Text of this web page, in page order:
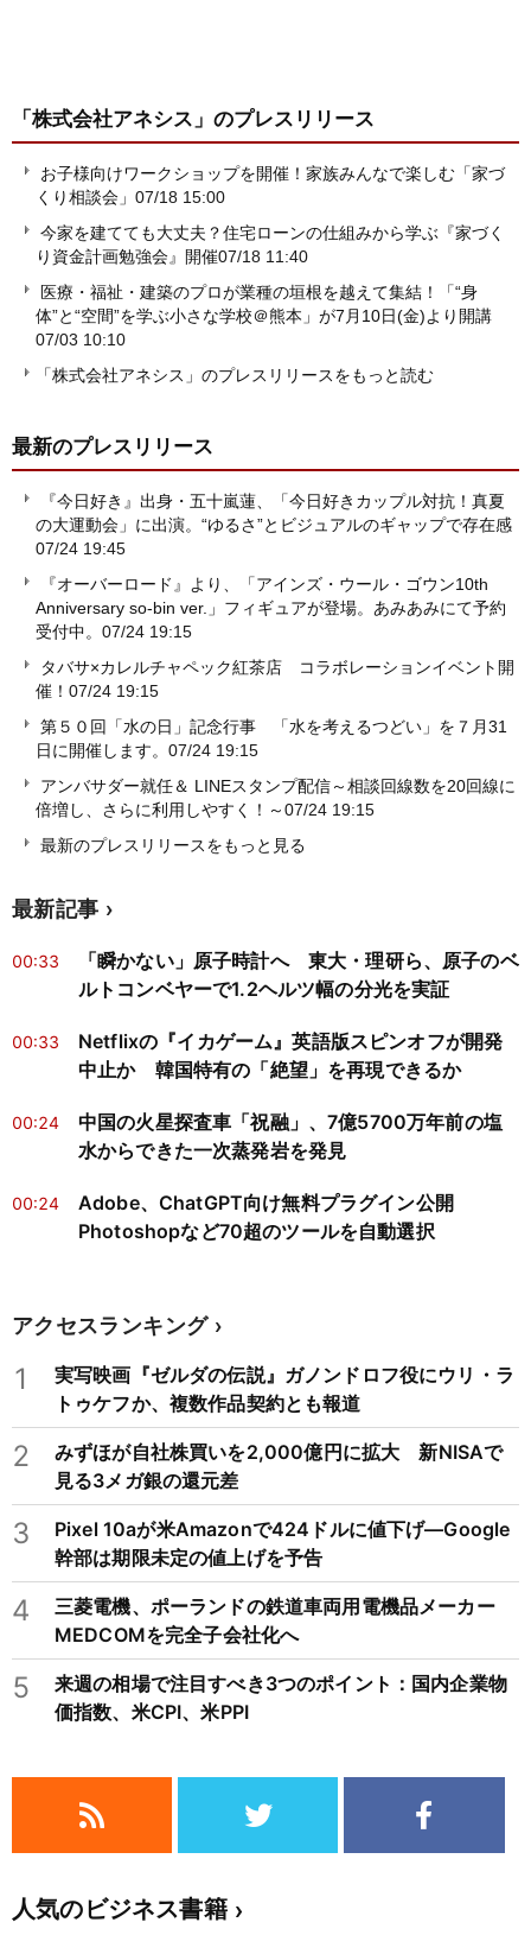
「株式会社アネシス」 のプレスリリース
お子様向けワークショップを開催！家族みんなで楽しむ「家づ
くり相談会」 07/18 15:00
今家を建てても大丈夫？住宅ローンの仕組みから学ぶ『家づく
り資金計画勉強会』開催07/18 11:40
医療・福祉・建築のプロが業種の垣根を越えて集結！「“身
体”と“空間”を学ぶ小さな学校＠熊本」が7月10日(金)より開講
07/03 10:10
「株式会社アネシス」のプレスリリースをもっと読む
最新のプレスリリース
『今日好き』出身・五十嵐蓮、「今日好きカップル対抗！真夏
の大運動会」に出演。“ゆるさ”とビジュアルのギャップで存在感
07/24 19:45
『オーバーロード』より、「アインズ・ウール・ゴウン10th
Anniversary so-bin ver.」フィギュアが登場。あみあみにて予約
受付中。 07/24 19:15
タバサ×カレルチャペック紅茶店 コラボレーションイベント開
催！ 07/24 19:15
第５０回「水の日」記念行事 「水を考えるつどい」を７月31
日に開催します。 07/24 19:15
アンバサダー就任＆ LINEスタンプ配信～相談回線数を20回線に
倍増し、さらに利用しやすく！～07/24 19:15
最新のプレスリリースをもっと見る
最新記事
00:33
「瞬かない」原子時計へ 東大・理研ら、原子のベ
ルトコンベヤーで1.2ヘルツ幅の分光を実証
00:33
Netflixの『イカゲーム』英語版スピンオフが開発
中止か 韓国特有の「絶望」を再現できるか
00:24
中国の火星探査車「祝融」、7億5700万年前の塩
水からできた一次蒸発岩を発見
00:24
Adobe、ChatGPT向け無料プラグイン公開
Photoshopなど70超のツールを自動選択
アクセスランキング
1
実写映画『ゼルダの伝説』ガノンドロフ役にウリ・ラ
トゥケフか、複数作品契約とも報道
2
みずほが自社株買いを2,000億円に拡大 新NISAで
見る3メガ銀の還元差
3
Pixel 10aが米Amazonで424ドルに値下げ―Google
幹部は期限未定の値上げを予告
4
三菱電機、ポーランドの鉄道車両用電機品メーカー
MEDCOMを完全子会社化へ
5
来週の相場で注目すべき3つのポイント：国内企業物
価指数、米CPI、米PPI
人気のビジネス書籍